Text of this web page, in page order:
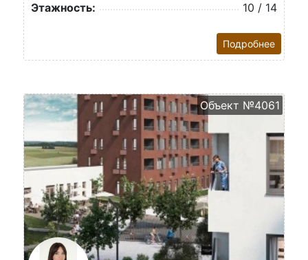
Этажность:
10 / 14
Подробнее
Объект №4061